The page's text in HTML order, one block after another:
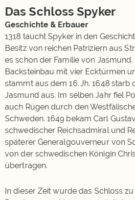
Das Schloss Spyker
Geschichte & Erbauer
1318 taucht Spyker in den
Besitz von reichen Patriziern aus
es schon der Familie von
Backsteinbau mit vier Ecktürmen
stammt aus dem 16. Jh. 1648 starb
Jasmund aus. Im selben Jahr fiel
auch Rügen durch den
Schweden. 1649 bekam Carl
schwedischer Reichsadmiral und
späterer Generalgouverneur von
von der schwedischen Königin
übertragen.
In dieser Zeit wurde das Schloss